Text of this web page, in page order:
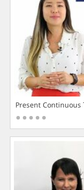
Present Continuous